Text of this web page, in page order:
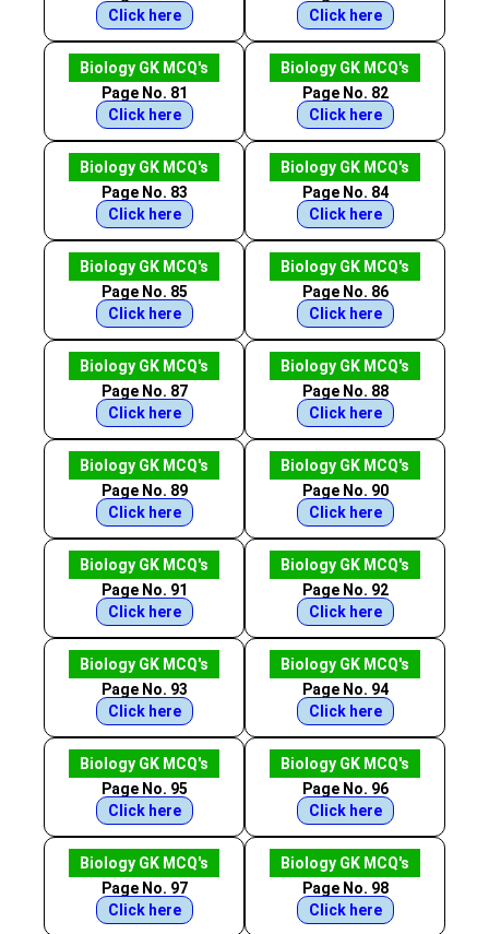
Click here
Click here
Biology GK MCQ's
Page No. 81
Click here
Biology GK MCQ's
Page No. 82
Click here
Biology GK MCQ's
Page No. 83
Click here
Biology GK MCQ's
Page No. 84
Click here
Biology GK MCQ's
Page No. 85
Click here
Biology GK MCQ's
Page No. 86
Click here
Biology GK MCQ's
Page No. 87
Click here
Biology GK MCQ's
Page No. 88
Click here
Biology GK MCQ's
Page No. 89
Click here
Biology GK MCQ's
Page No. 90
Click here
Biology GK MCQ's
Page No. 91
Click here
Biology GK MCQ's
Page No. 92
Click here
Biology GK MCQ's
Page No. 93
Click here
Biology GK MCQ's
Page No. 94
Click here
Biology GK MCQ's
Page No. 95
Click here
Biology GK MCQ's
Page No. 96
Click here
Biology GK MCQ's
Page No. 97
Click here
Biology GK MCQ's
Page No. 98
Click here